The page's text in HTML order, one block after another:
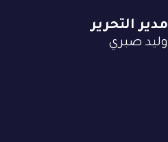
مدير التحرير
وليد صبري